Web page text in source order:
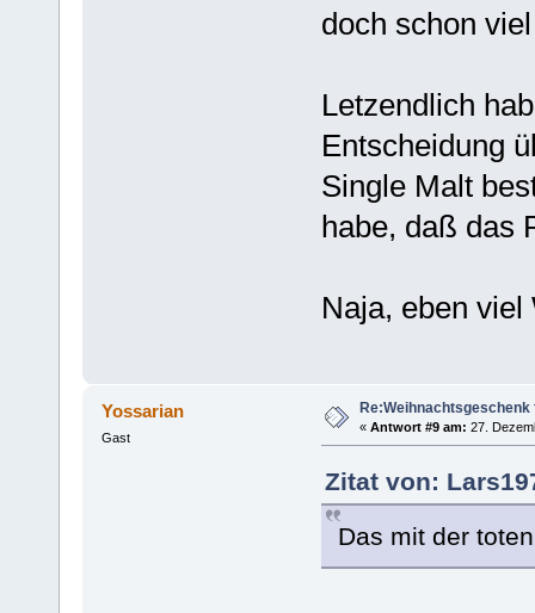
doch schon
Letzendlich
Entscheidung
Single Malt
habe, daß das
Naja, eben
Yossarian
Gast
Re:Weihnachtsgeschenk
« Antwort #9 am: 27.
Zitat von:
Das mit der